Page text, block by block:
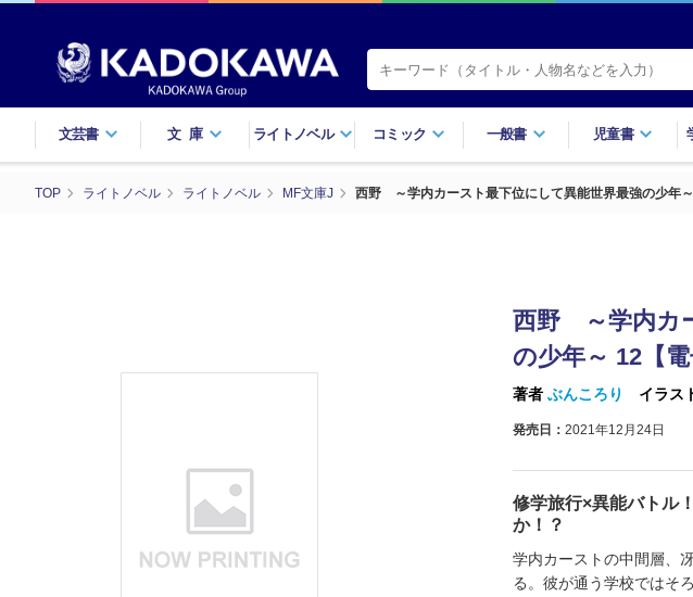
文芸書 文庫 ライトノベル コミック 一般書 児童書
TOP ライトノベル ライトノベル MF文庫J 西野 ～学内カースト最下位にして異能世界最強の少年～
西野 ～学内カ
の少年～ 12【電
著者 ぶんころり イラス
発売日： 2021年12月24日
修学旅行×異能バトル
か！？
学内カーストの中間層、
る。彼が通う学校ではそ